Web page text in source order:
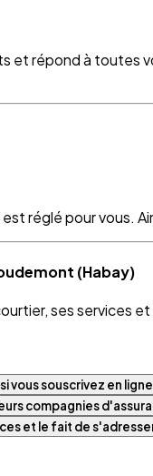
répond à toutes
réglé pour vous.
(Habay)
ses services
vous souscrivez en
compagnies
et le fait de